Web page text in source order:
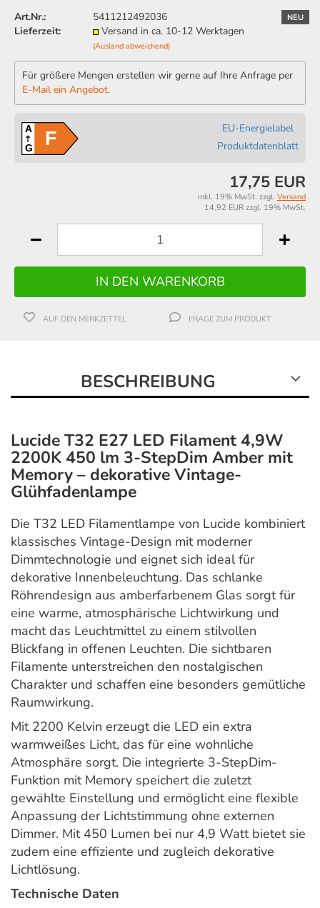
NEU
Art.Nr.:
5411212492036
Lieferzeit:
Versand in ca. 10-12 Werktagen
(Ausland abweichend)
Für größere Mengen erstellen wir gerne auf Ihre Anfrage per
E-Mail ein Angebot.
A
GF
EU-Energielabel
Produktdatenblatt
17,75 EUR
inkl. 19% MwSt. zzgl. Versand
14,92 EUR zzgl. 19% MwSt.
AUF DEN MERKZETTEL FRAGE ZUM PRODUKT
BESCHREIBUNG
Lucide T32 E27 LED Filament 4,9W
2200K 450 lm 3-StepDim Amber mit
Memory – dekorative Vintage-
Glühfadenlampe
Die T32 LED Filamentlampe von Lucide kombiniert
klassisches Vintage-Design mit moderner
Dimmtechnologie und eignet sich ideal für
dekorative Innenbeleuchtung. Das schlanke
Röhrendesign aus amberfarbenem Glas sorgt für
eine warme, atmosphärische Lichtwirkung und
macht das Leuchtmittel zu einem stilvollen
Blickfang in offenen Leuchten. Die sichtbaren
Filamente unterstreichen den nostalgischen
Charakter und schaffen eine besonders gemütliche
Raumwirkung.
Mit 2200 Kelvin erzeugt die LED ein extra
warmweißes Licht, das für eine wohnliche
Atmosphäre sorgt. Die integrierte 3-StepDim-
Funktion mit Memory speichert die zuletzt
gewählte Einstellung und ermöglicht eine flexible
Anpassung der Lichtstimmung ohne externen
Dimmer. Mit 450 Lumen bei nur 4,9 Watt bietet sie
zudem eine effiziente und zugleich dekorative
Lichtlösung.
Technische Daten